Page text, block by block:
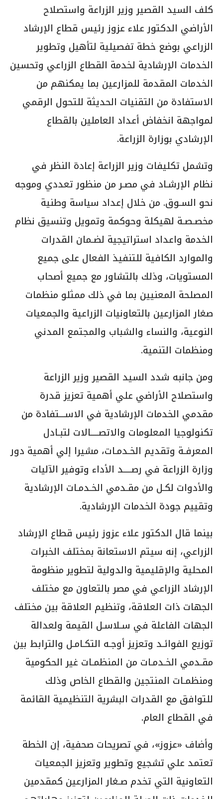
كلف السيد القصير وزير الزراعة واستصلاح
الأراضي الدكتور علاء عزوز رئيس قطاع الإرشاد
الزراعي بوضع خطة تفصيلية لتأهيل وتطوير
الخدمات الإرشادية لخدمة القطاع الزراعي وتحسين
الخدمات المقدمة للمزارعين بما يمكنهم من
الاستفادة من التقنيات الحديثة للتحول الرقمي
لمواجهة انخفاض أعداد العاملين بالقطاع
الإرشادي بوزارة الزراعة.
وتشمل تكليفات وزير الزراعة إعادة النظر في
نظام الإرشـاد في مصـر من منظور تعددي وموجه
نحو السـوق. من خلال إعداد سياسة وطنية
مخصـصـة لھیكلة وحوكمة وتمويل وتنسيق نظام
الخدمة واعداد استراتيجية لضـمان القدرات
والموارد الكافية للتنفيذ الفعال على جميع
المستويات، وذلك بالتشاور مع جميع أصحاب
المصلحة المعنیین بما في ذلك ممثلو منظمات
صغار المزارعين بالتعاونيات الزراعية والجمعيات
النوعية، والنساء والشباب والمجتمع المدني
ومنظمات التنمية.
ومن جانبه شدد السيد القصير وزير الزراعة
واستصلاح الأراضي علي أهمية تعزيز قدرة
مقدمي الخدمات الإرشادية في الاســـتفادة من
تكنولوجيا المعلومات والاتصــــالات لتبـادل
المعرفـة وتقديم الخـدمـات، مشيرا إلي أهمية دور
وزارة الزراعة في رصــــد الأداء وتوفير الآليات
والأدوات لكـل من مقـدمي الخـدمـات الإرشادية
وتقییم جودة الخدمات الإرشادية.
بينما قال الدكتور علاء عزوز رئيس قطاع الإرشاد
الزراعي، إنه سيتم الاستعانة بمختلف الخبرات
المحلية والإقليمية والدولية لتطوير منظومة
الإرشاد الزراعي في مصر بالتعاون مع مختلف
الجهات ذات العلاقة، وتنظيم العلاقة بین مختلف
الجھات الفاعلة في سـلاسـل القیمة ولعدالة
توزيع الفوائـد وتعزيز أوجـه التكـامـل والترابط بین
مقـدمي الخـدمـات من المنظمـات غير الحكومية
ومنظمـات المنتجين والقطاع الخاص وذلك
للتوافق مع القدرات البشرية التنظيمية القائمة
في القطاع العام.
وأضاف «عزوز»، في تصريحات صحفية، إن الخطة
تعتمد علي تشجيع وتطوير وتعزيز الجمعيات
التعاونية التي تخدم صـغار المزارعين كمقدمين